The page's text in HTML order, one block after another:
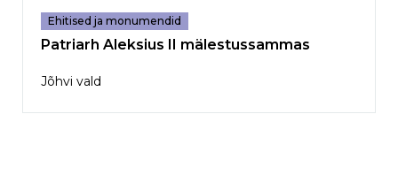
Ehitised ja monumendid
Patriarh Aleksius II mälestussammas
Jõhvi vald